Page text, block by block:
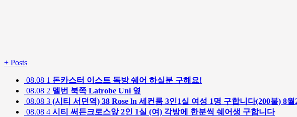
+ Posts
08.08 1 돈카스터 이스트 독방 쉐어 하실분 구해요!
08.08 2 멜번 북쪽 Latrobe Uni 옆
08.08 3 (시티 서던역) 38 Rose ln 세컨룸 3인1실 여성 1명 구합니다(200불) 8
08.08 4 시티 써든크로스앞 2인 1실 (여) 각방에 한분씩 쉐어생 구합니다